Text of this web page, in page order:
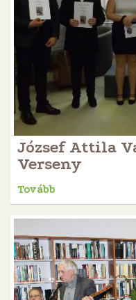
József Attila
Verseny
Tovább